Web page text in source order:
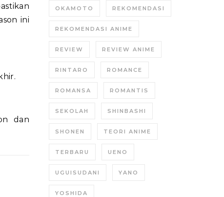
ini
dan
OKAMOTO REKOMENDASI
REKOMENDASI ANIME
REVIEW REVIEW ANIME
RINTARO ROMANCE
ROMANSA ROMANTIS
SEKOLAH SHINBASHI
SHONEN TEORI ANIME
TERBARU UENO
UGUISUDANI YANO
YOSHIDA